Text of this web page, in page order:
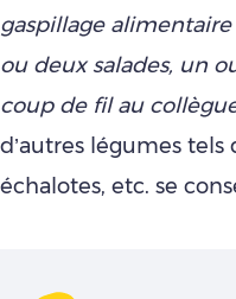
gaspillage
ou deux salades, un
coup de fil au
d’autres légumes
échalotes, etc. se